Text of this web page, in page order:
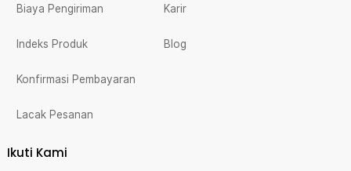
Biaya Pengiriman
Indeks Produk
Konfirmasi Pembayaran
Lacak Pesanan
Karir
Blog
Ikuti Kami